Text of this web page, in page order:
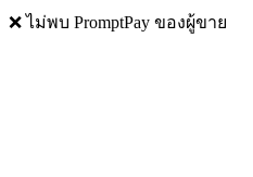
❌ ไม่พบ PromptPay ของผู้ขาย